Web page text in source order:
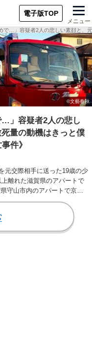
電子版TOP
メニュー
で…」容疑者2人の悲しい素顔と、
…」容疑者2人の悲し
量の動機はきっと僕
件》
元交際相手に送った19歳の少
離れた滋賀県のアパートで
守山市内のアパートで京都